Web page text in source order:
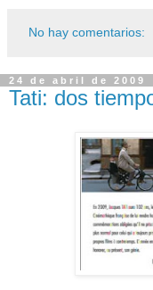
No hay comentarios:
24 de abril de 2009
Tati: dos